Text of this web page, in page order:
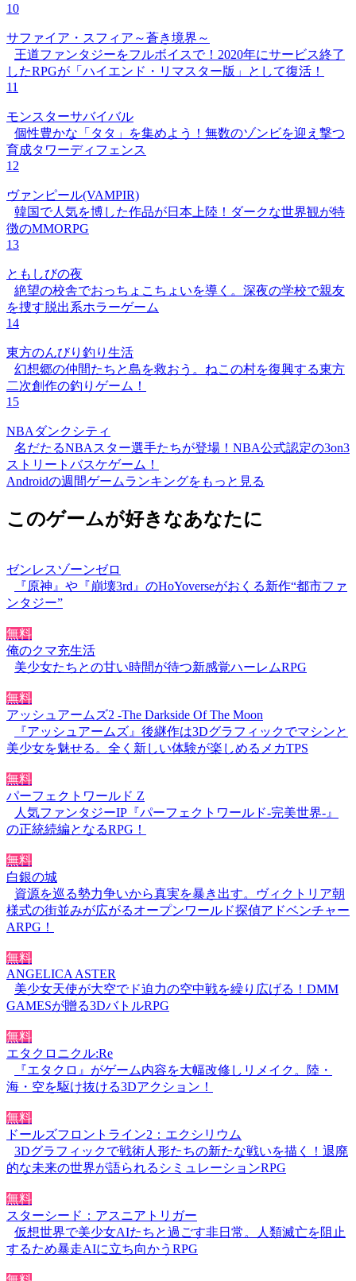
10
サファイア・スフィア～蒼き境界～
王道ファンタジーをフルボイスで！2020年にサービス終了
したRPGが「ハイエンド・リマスター版」として復活！
11
モンスターサバイバル
個性豊かな「タタ」を集めよう！無数のゾンビを迎え撃つ
育成タワーディフェンス
12
ヴァンピール(VAMPIR)
韓国で人気を博した作品が日本上陸！ダークな世界観が特
徴のMMORPG
13
ともしびの夜
絶望の校舎でおっちょこちょいを導く。深夜の学校で親友
を捜す脱出系ホラーゲーム
14
東方のんびり釣り生活
幻想郷の仲間たちと島を救おう。ねこの村を復興する東方
二次創作の釣りゲーム！
15
NBAダンクシティ
名だたるNBAスター選手たちが登場！NBA公式認定の3on3
ストリートバスケゲーム！
Androidの週間ゲームランキングをもっと見る
このゲームが好きなあなたに
ゼンレスゾーンゼロ
『原神』や『崩壊3rd』のHoYoverseがおくる新作“都市ファ
ンタジー”
無料
俺のクマ充生活
美少女たちとの甘い時間が待つ新感覚ハーレムRPG
無料
アッシュアームズ2 -The Darkside Of The Moon
『アッシュアームズ』後継作は3Dグラフィックでマシンと
美少女を魅せる。全く新しい体験が楽しめるメカTPS
無料
パーフェクトワールド Z
人気ファンタジーIP『パーフェクトワールド-完美世界-』
の正統続編となるRPG！
無料
白銀の城
資源を巡る勢力争いから真実を暴き出す。ヴィクトリア朝
様式の街並みが広がるオープンワールド探偵アドベンチャー
ARPG！
無料
ANGELICA ASTER
美少女天使が大空でド迫力の空中戦を繰り広げる！DMM
GAMESが贈る3DバトルRPG
無料
エタクロニクル:Re
『エタクロ』がゲーム内容を大幅改修しリメイク。陸・
海・空を駆け抜ける3Dアクション！
無料
ドールズフロントライン2：エクシリウム
3Dグラフィックで戦術人形たちの新たな戦いを描く！退廃
的な未来の世界が語られるシミュレーションRPG
無料
スターシード：アスニアトリガー
仮想世界で美少女AIたちと過ごす非日常。人類滅亡を阻止
するため暴走AIに立ち向かうRPG